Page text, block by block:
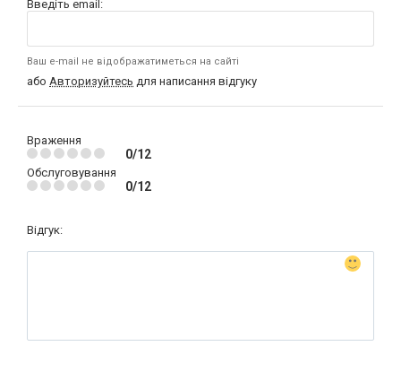
Введіть email:
Ваш e-mail не відображатиметься на сайті
або Авторизуйтесь для написання відгуку
Враження
0/12
Обслуговування
0/12
Відгук: